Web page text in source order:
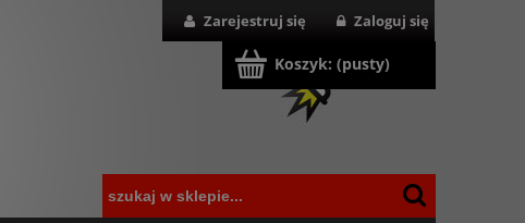
Zarejestruj się Zaloguj się
Koszyk: (pusty)